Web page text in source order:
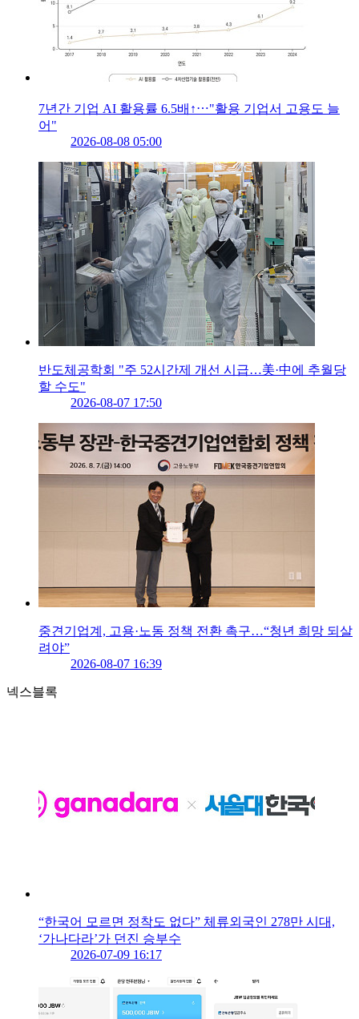
7년간 기업 AI 활용률 6.5배↑⋯"활용 기업서 고용도 늘
어"
2026-08-08 05:00
반도체공학회 "주 52시간제 개선 시급…美·中에 추월당
할 수도"
2026-08-07 17:50
중견기업계, 고용·노동 정책 전환 촉구…“청년 희망 되살
려야”
2026-08-07 16:39
넥스블록
“한국어 모르면 정착도 없다” 체류외국인 278만 시대,
‘가나다라’가 던진 승부수
2026-07-09 16:17